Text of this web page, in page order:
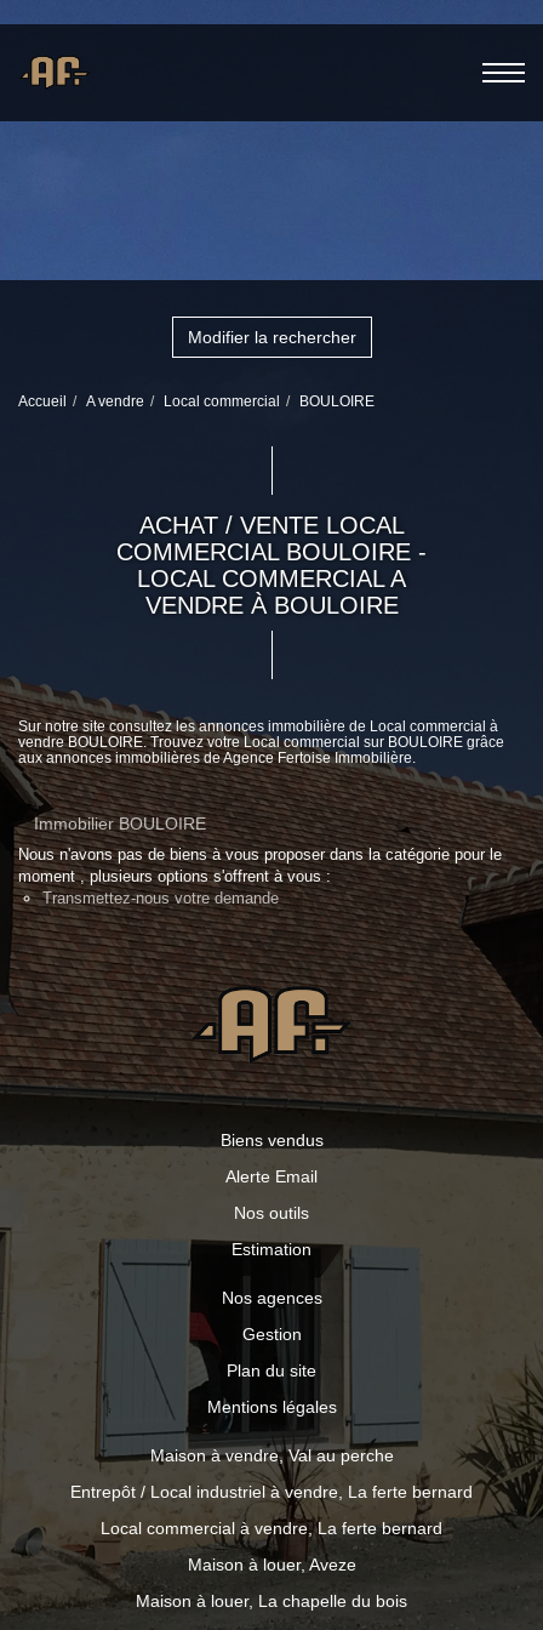
Modifier la rechercher
Accueil A vendre Local commercial BOULOIRE
ACHAT / VENTE LOCAL
COMMERCIAL BOULOIRE -
LOCAL COMMERCIAL A
VENDRE À BOULOIRE
Sur notre site consultez les annonces immobilière de Local commercial à
vendre BOULOIRE. Trouvez votre Local commercial sur BOULOIRE grâce
aux annonces immobilières de Agence Fertoise Immobilière.
Immobilier BOULOIRE
Nous n'avons pas de biens à vous proposer dans la catégorie pour le
moment , plusieurs options s'offrent à vous :
Transmettez-nous votre demande
Biens vendus
Alerte Email
Nos outils
Estimation
Nos agences
Gestion
Plan du site
Mentions légales
Maison à vendre, Val au perche
Entrepôt / Local industriel à vendre, La ferte bernard
Local commercial à vendre, La ferte bernard
Maison à louer, Aveze
Maison à louer, La chapelle du bois